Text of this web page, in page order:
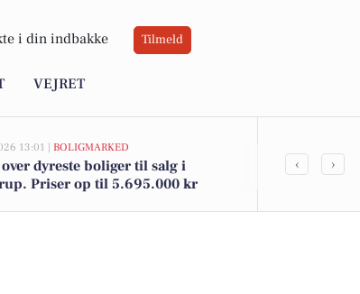
i din indbakke Tilmeld
VEJRET
13:01 | BOLIGMARKED
dyreste boliger til salg i
Priser op til 5.695.000 kr
Silkeborg
‹ ›